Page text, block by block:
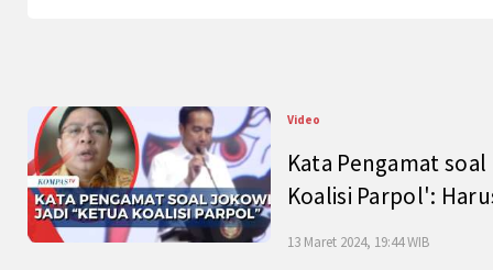
Video
Kata Pengamat
Koalisi Parpol':
13 Maret 2024, 19:44 WIB